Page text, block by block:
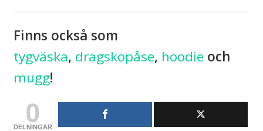
Finns också som
tygväska, dragskopåse, hoodie och
mugg!
0
DELNINGAR